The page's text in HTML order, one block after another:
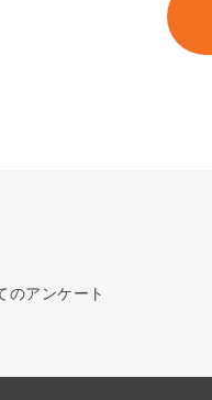
のアンケート